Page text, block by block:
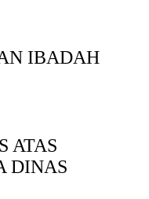
IBADAH
ATAS
DINAS